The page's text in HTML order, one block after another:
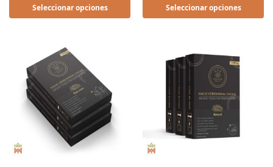
Seleccionar opciones Seleccionar opciones